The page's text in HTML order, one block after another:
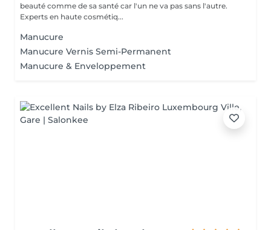
beauté comme de sa santé car l'un ne va pas sans l'autre.
Experts en haute cosmétiq...
Manucure
Manucure Vernis Semi-Permanent
Manucure & Enveloppement